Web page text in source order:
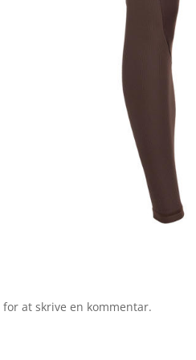
for at skrive en kommentar.